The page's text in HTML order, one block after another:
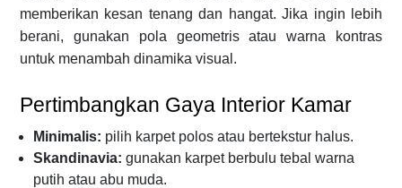
memberikan kesan tenang dan hangat. Jika ingin lebih
berani, gunakan pola geometris atau warna kontras
untuk menambah dinamika visual.
Pertimbangkan Gaya Interior Kamar
Minimalis: pilih karpet polos atau bertekstur halus.
Skandinavia: gunakan karpet berbulu tebal warna
putih atau abu muda.